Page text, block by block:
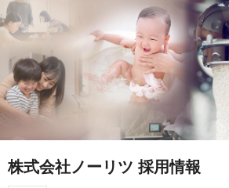
株式会社ノーリツ 採用情報